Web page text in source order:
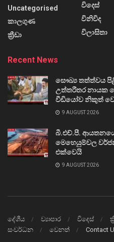
Uncategorised
කාලගුණ
ක්‍රීඩා
විදෙස්
විනිවිද
විලාසිතා
Recent News
සෞඛ්‍ය තත්ත්වය
උත්තරීතර නායක
වීඩියෝව නිකුත්
9 AUGUST 2026
බී.එච්.පී.
මෙහෙයුම්වල
එක්වෙයි
9 AUGUST 2026
දේශීය ව්‍යාපාර විදෙස්
සංවර්ධන
වෙනත් Contact